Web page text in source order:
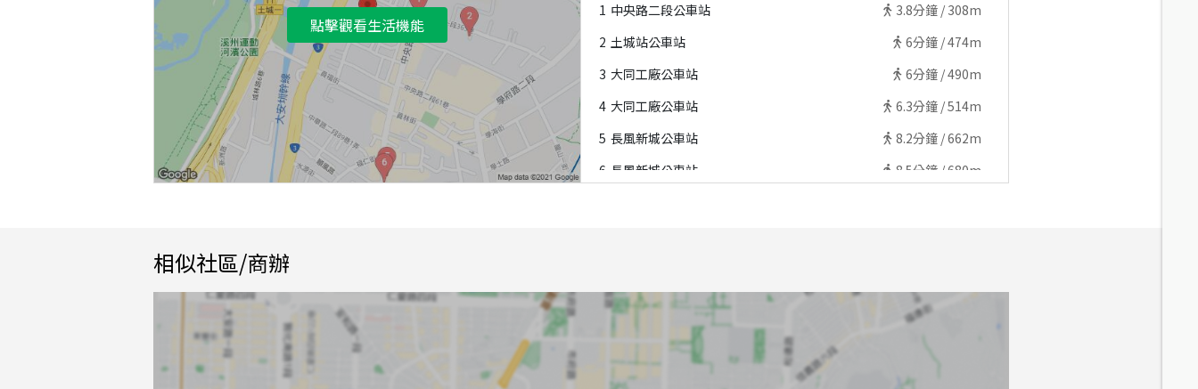
點擊觀看生活機能
1 中央路二段公車站 3.8分鐘 / 308m
2 土城站公車站 6分鐘 /474m
3 大同工廠公車站 6分鐘 /490m
4 大同工廠公車站 6.3分鐘 /514m
5 長風新城公車站 8.2分鐘 /662m
6 長風新城公車站 8.5分鐘 /680m
相似社區/商辦